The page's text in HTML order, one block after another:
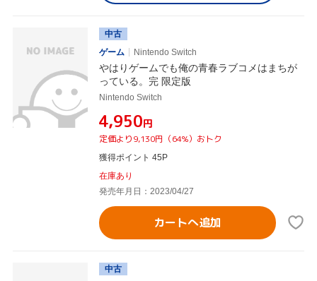
中古
ゲーム
Nintendo Switch
やはりゲームでも俺の青春ラブコメはまちが
っている。完 限定版
Nintendo Switch
¥4,950円
定価より9,130円（64%）おトク
獲得ポイント 45P
在庫あり
発売年月日：2023/04/27
カートへ追加
中古